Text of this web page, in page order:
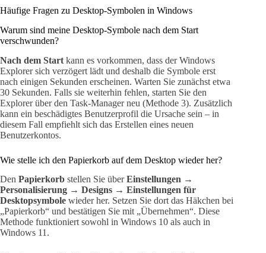
Häufige Fragen zu Desktop-Symbolen in Windows
Warum sind meine Desktop-Symbole nach dem Start
verschwunden?
Nach dem Start kann es vorkommen, dass der Windows
Explorer sich verzögert lädt und deshalb die Symbole erst
nach einigen Sekunden erscheinen. Warten Sie zunächst etwa
30 Sekunden. Falls sie weiterhin fehlen, starten Sie den
Explorer über den Task-Manager neu (Methode 3). Zusätzlich
kann ein beschädigtes Benutzerprofil die Ursache sein – in
diesem Fall empfiehlt sich das Erstellen eines neuen
Benutzerkontos.
Wie stelle ich den Papierkorb auf dem Desktop wieder her?
Den Papierkorb stellen Sie überEinstellungen →
Personalisierung → Designs → Einstellungen für
Desktopsymbole wieder her. Setzen Sie dort das Häkchen bei
„Papierkorb“ und bestätigen Sie mit „Übernehmen“. Diese
Methode funktioniert sowohl in Windows 10 als auch in
Windows 11.